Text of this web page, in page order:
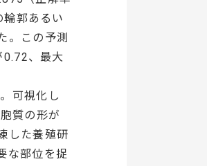
郭あるい
。この予測
、最大
可視化し
質の形が
した養殖研
な部位を捉